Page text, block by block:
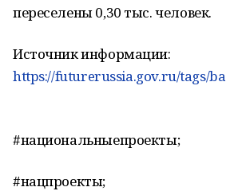
переселены 0,30 тыс. человек.
Источник информации:
https://futurerussia.gov.ru/tags/
#национальныепроекты;
#нацпроекты;